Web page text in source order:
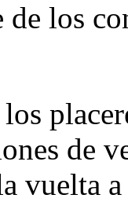
de los
de
vuelta